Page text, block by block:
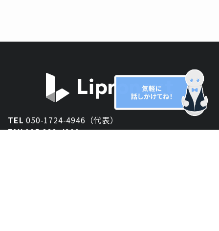
TEL050-1724-4946（代表）
FAX025-333-4900